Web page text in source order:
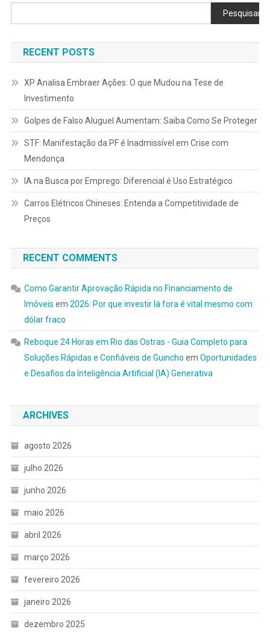
Pesquisar
RECENT POSTS
XP Analisa Embraer Ações: O que Mudou na Tese de
Investimento
Golpes de Falso Aluguel Aumentam: Saiba Como Se Proteger
STF: Manifestação da PF é Inadmissível em Crise com
Mendonça
IA na Busca por Emprego: Diferencial é Uso Estratégico
Carros Elétricos Chineses: Entenda a Competitividade de
Preços
RECENT COMMENTS
Como Garantir Aprovação Rápida no Financiamento de
Imóveis em 2026: Por que investir lá fora é vital mesmo com
dólar fraco
Reboque 24 Horas em Rio das Ostras - Guia Completo para
Soluções Rápidas e Confiáveis de Guincho em Oportunidades
e Desafios da Inteligência Artificial (IA) Generativa
ARCHIVES
agosto 2026
julho 2026
junho 2026
maio 2026
abril 2026
março 2026
fevereiro 2026
janeiro 2026
dezembro 2025